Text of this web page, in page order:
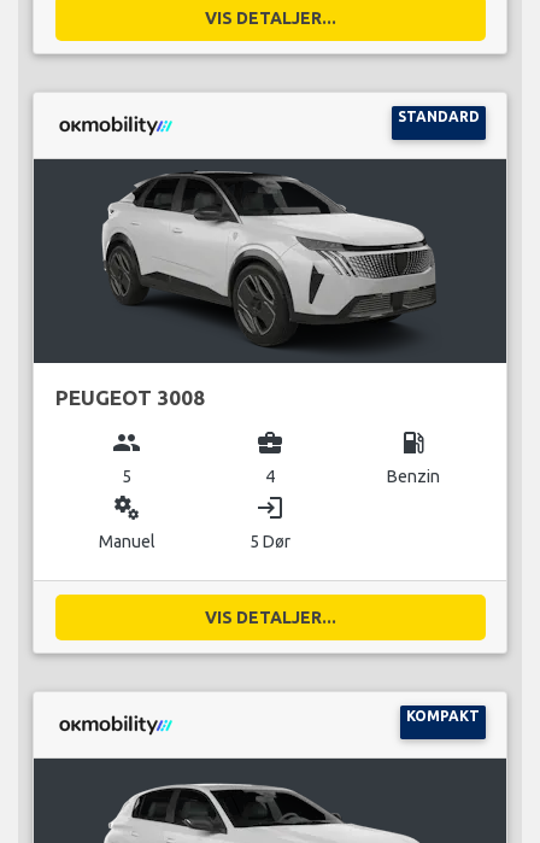
VIS DETALJER...
STANDARD
PEUGEOT 3008
group
5
business_center
4
local_gas_station
Benzin
miscellaneous_services
Manuel
login
5 Dør
VIS DETALJER...
KOMPAKT